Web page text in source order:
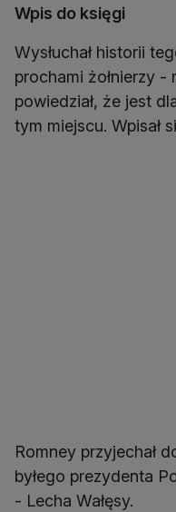
Wpis do księgi
Wysłuchał historii
prochami żołnierzy -
powiedział, że jest
tym miejscu. Wpisał
Romney przyjechał
byłego prezydenta
- Lecha Wałęsy.